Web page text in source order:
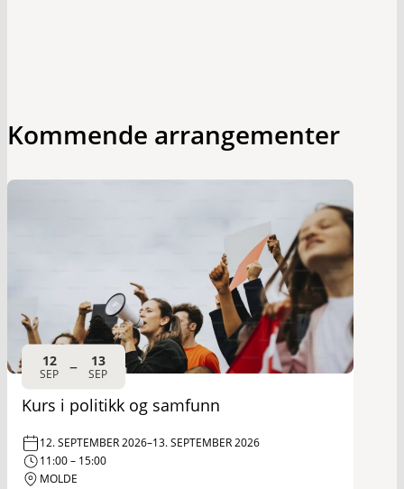
Kommende arrangementer
12
SEP – 13
SEP
Kurs i politikk og samfunn
12. SEPTEMBER 2026–13. SEPTEMBER 2026
11:00 – 15:00
MOLDE